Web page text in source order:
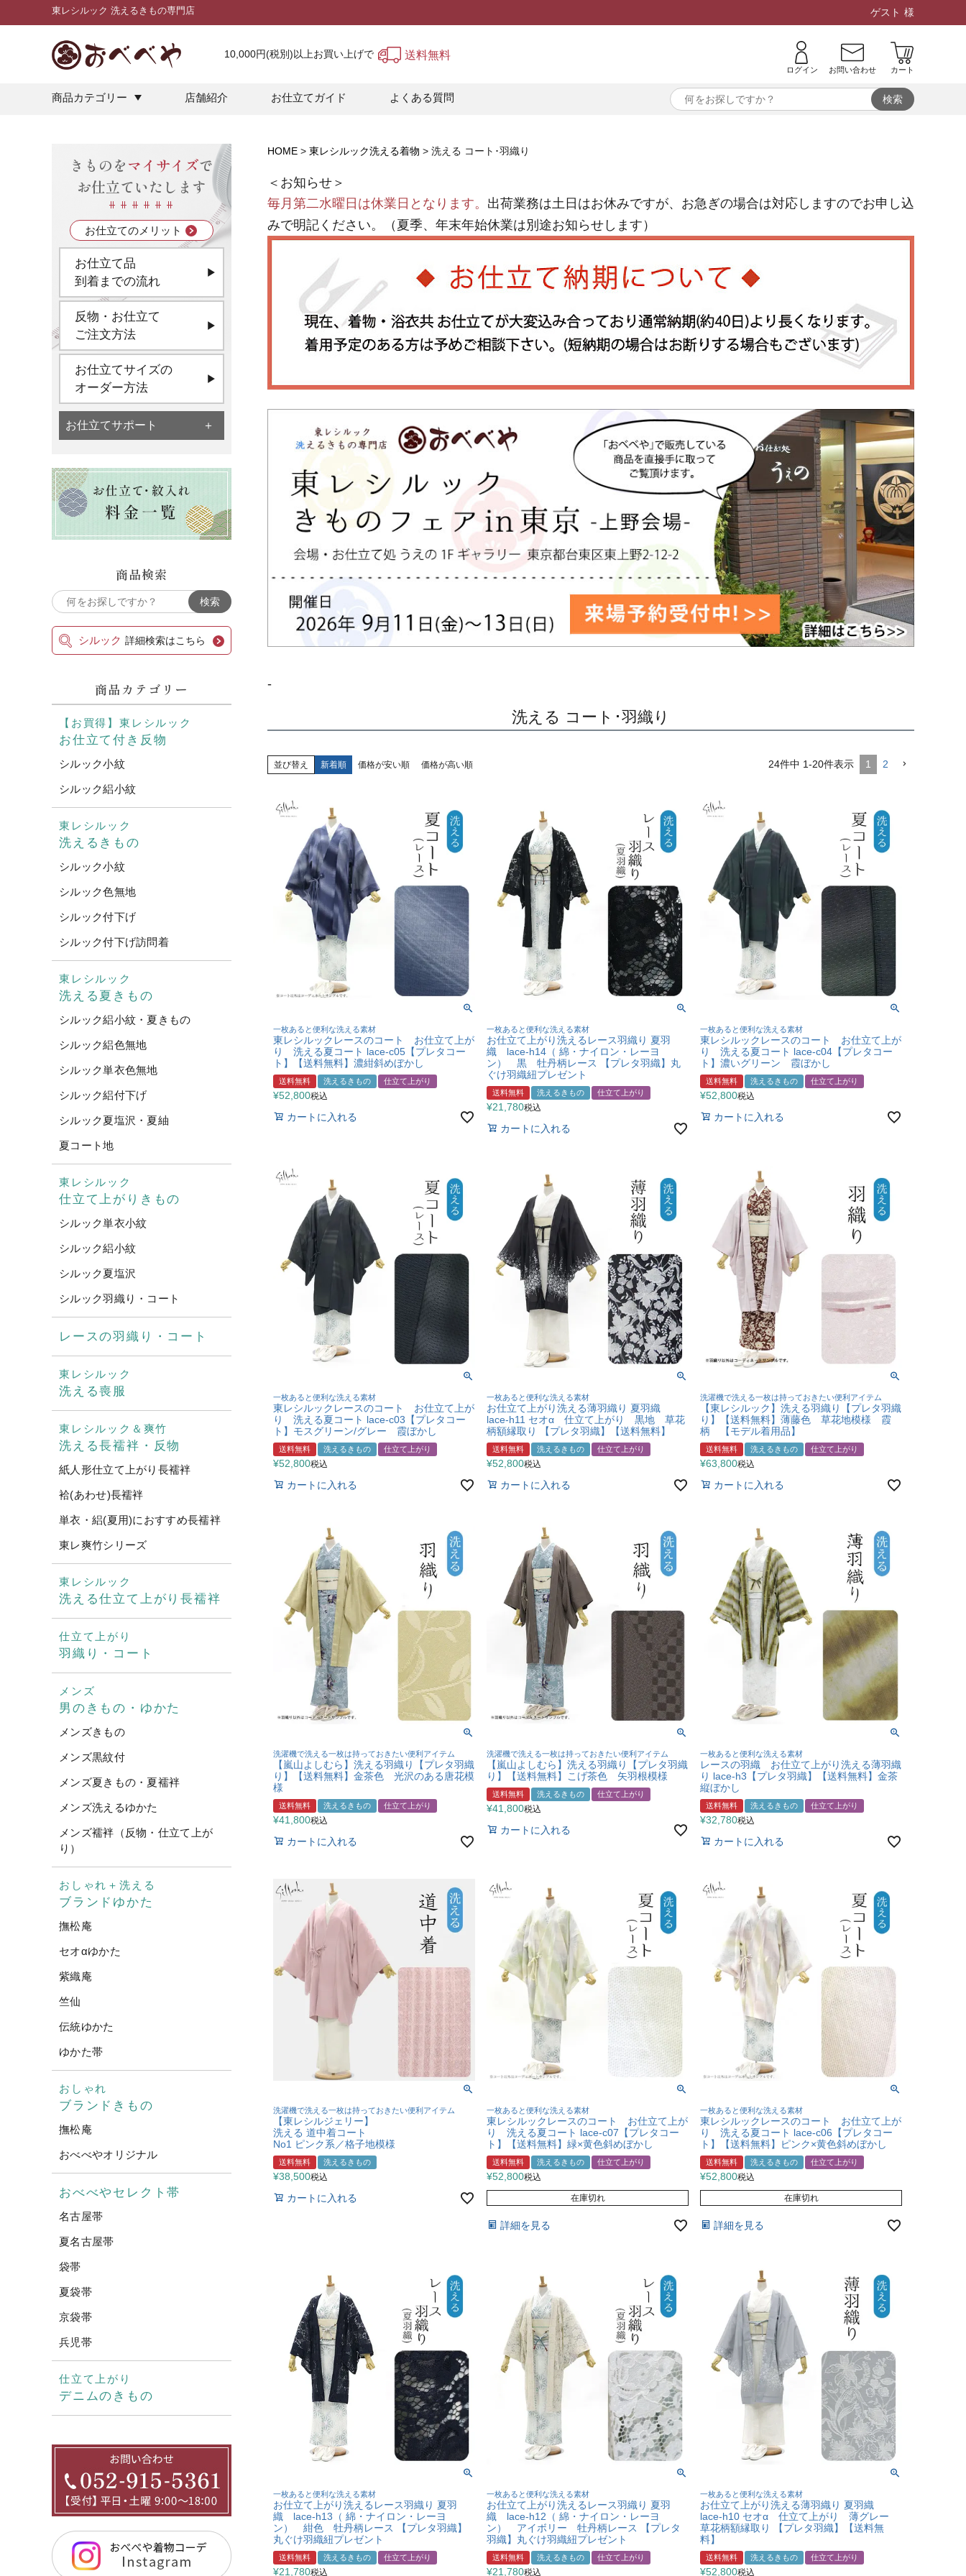
東レシルック 洗えるきもの専門店 ゲスト 様
10,000円(税別)以上お買い上げで 送料無料
ログイン お問い合わせ カート
商品カテゴリー 店舗紹介 お仕立てガイド よくある質問
きものをマイサイズで
お仕立ていたします
お仕立てのメリット
お仕立て品
到着までの流れ
反物・お仕立て
ご注文方法
お仕立てサイズの
オーダー方法
お仕立てサポート
商品検索
シルック 詳細検索はこちら
商品カテゴリー
【お買得】東レシルック
お仕立て付き反物
シルック小紋
シルック絽小紋
東レシルック
洗えるきもの
シルック小紋
シルック色無地
シルック付下げ
シルック付下げ訪問着
東レシルック
洗える夏きもの
シルック絽小紋・夏きもの
シルック絽色無地
シルック単衣色無地
シルック絽付下げ
シルック夏塩沢・夏紬
夏コート地
東レシルック
仕立て上がりきもの
シルック単衣小紋
シルック絽小紋
シルック夏塩沢
シルック羽織り・コート
レースの羽織り・コート
東レシルック
洗える喪服
東レシルック＆爽竹
洗える長襦袢・反物
紙人形仕立て上がり長襦袢
袷(あわせ)長襦袢
単衣・絽(夏用)におすすめ長襦袢
東レ爽竹シリーズ
東レシルック
洗える仕立て上がり長襦袢
仕立て上がり
羽織り・コート
メンズ
男のきもの・ゆかた
メンズきもの
メンズ黒紋付
メンズ夏きもの・夏襦袢
メンズ洗えるゆかた
メンズ襦袢（反物・仕立て上が
り）
おしゃれ＋洗える
ブランドゆかた
撫松庵
セオαゆかた
紫織庵
竺仙
伝統ゆかた
ゆかた帯
おしゃれ
ブランドきもの
撫松庵
おべべやオリジナル
おべべやセレクト帯
名古屋帯
夏名古屋帯
袋帯
夏袋帯
京袋帯
兵児帯
仕立て上がり
デニムのきもの
HOME 東レシルック洗える着物 洗える コート･羽織り
＜お知らせ＞
毎月第二水曜日は休業日となります。 出荷業務は土日はお休みですが、お急ぎの場合は対応しますのでお申し込
みで明記ください。（夏季、年末年始休業は別途お知らせします）
-
洗える コート･羽織り
並び替え 新着順 価格が安い順 価格が高い順 24件中 1-20件表示 1 2
一枚あると便利な洗える素材
東レシルックレースのコート お仕立て上が
り 洗える夏コート lace-c05【プレタコー
ト】【送料無料】濃紺斜めぼかし
送料無料 洗えるきもの 仕立て上がり
¥52,800税込
カートに入れる
一枚あると便利な洗える素材
お仕立て上がり洗えるレース羽織り 夏羽
織 lace-h14（ 綿・ナイロン・レーヨ
ン） 黒 牡丹柄レース 【プレタ羽織】丸
ぐけ羽織紐プレゼント
送料無料 洗えるきもの 仕立て上がり
¥21,780税込
カートに入れる
一枚あると便利な洗える素材
東レシルックレースのコート お仕立て上が
り 洗える夏コート lace-c04【プレタコー
ト】濃いグリーン 霞ぼかし
送料無料 洗えるきもの 仕立て上がり
¥52,800税込
カートに入れる
一枚あると便利な洗える素材
東レシルックレースのコート お仕立て上が
り 洗える夏コート lace-c03【プレタコー
ト】モスグリーン/グレー 霞ぼかし
送料無料 洗えるきもの 仕立て上がり
¥52,800税込
カートに入れる
一枚あると便利な洗える素材
お仕立て上がり洗える薄羽織り 夏羽織
lace-h11 セオα 仕立て上がり 黒地 草花
柄額縁取り 【プレタ羽織】【送料無料】
送料無料 洗えるきもの 仕立て上がり
¥52,800税込
カートに入れる
洗濯機で洗える一枚は持っておきたい便利アイテム
【東レシルック】洗える羽織り【プレタ羽織
り】【送料無料】薄藤色 草花地模様 霞
柄 【モデル着用品】
送料無料 洗えるきもの 仕立て上がり
¥63,800税込
カートに入れる
洗濯機で洗える一枚は持っておきたい便利アイテム
【嵐山よしむら】洗える羽織り【プレタ羽織
り】【送料無料】金茶色 光沢のある唐花模
様
送料無料 洗えるきもの 仕立て上がり
¥41,800税込
カートに入れる
洗濯機で洗える一枚は持っておきたい便利アイテム
【嵐山よしむら】洗える羽織り【プレタ羽織
り】【送料無料】こげ茶色 矢羽根模様
送料無料 洗えるきもの 仕立て上がり
¥41,800税込
カートに入れる
一枚あると便利な洗える素材
レースの羽織 お仕立て上がり洗える薄羽織
り lace-h3【プレタ羽織】【送料無料】金茶
縦ぼかし
送料無料 洗えるきもの 仕立て上がり
¥32,780税込
カートに入れる
洗濯機で洗える一枚は持っておきたい便利アイテム
【東レシルジェリー】
洗える 道中着コート
No1 ピンク系／格子地模様
送料無料 洗えるきもの
¥38,500税込
カートに入れる
一枚あると便利な洗える素材
東レシルックレースのコート お仕立て上が
り 洗える夏コート lace-c07【プレタコー
ト】【送料無料】緑×黄色斜めぼかし
送料無料 洗えるきもの 仕立て上がり
¥52,800税込
在庫切れ
詳細を見る
一枚あると便利な洗える素材
東レシルックレースのコート お仕立て上が
り 洗える夏コート lace-c06【プレタコー
ト】【送料無料】ピンク×黄色斜めぼかし
送料無料 洗えるきもの 仕立て上がり
¥52,800税込
在庫切れ
詳細を見る
一枚あると便利な洗える素材
お仕立て上がり洗えるレース羽織り 夏羽
織 lace-h13（ 綿・ナイロン・レーヨ
ン） 紺色 牡丹柄レース 【プレタ羽織】
丸ぐけ羽織紐プレゼント
送料無料 洗えるきもの 仕立て上がり
¥21,780税込
一枚あると便利な洗える素材
お仕立て上がり洗えるレース羽織り 夏羽
織 lace-h12（ 綿・ナイロン・レーヨ
ン） アイボリー 牡丹柄レース 【プレタ
羽織】丸ぐけ羽織紐プレゼント
送料無料 洗えるきもの 仕立て上がり
¥21,780税込
一枚あると便利な洗える素材
お仕立て上がり洗える薄羽織り 夏羽織
lace-h10 セオα 仕立て上がり 薄グレー
草花柄額縁取り 【プレタ羽織】【送料無
料】
送料無料 洗えるきもの 仕立て上がり
¥52,800税込